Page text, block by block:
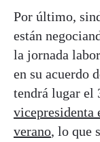
Por último,
están
la jornada
en su acuerdo
tendrá lugar el
vicepresidenta
verano, lo que